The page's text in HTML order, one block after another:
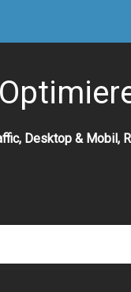
Desktop & Mobil,